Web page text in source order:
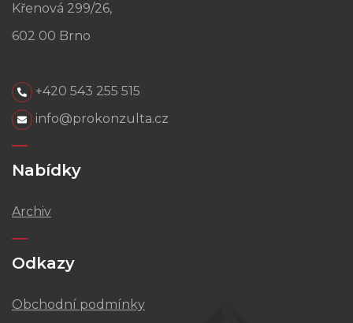
Křenová 299/26,
602 00 Brno
+420 543 255 515
info@prokonzulta.cz
Nabídky
Archiv
Odkazy
Obchodní podmínky